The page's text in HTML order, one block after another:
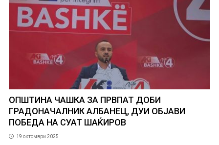
ОПШТИНА ЧАШКА ЗА ПРВПАТ ДОБИ
ГРАДОНАЧАЛНИК АЛБАНЕЦ, ДУИ ОБЈАВИ
ПОБЕДА НА СУАТ ШАЌИРОВ
19 октомври 2025